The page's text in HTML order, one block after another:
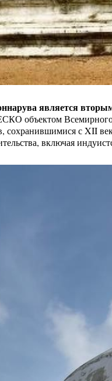
является
объектом Всемирного
сохранившимися с XII
включая